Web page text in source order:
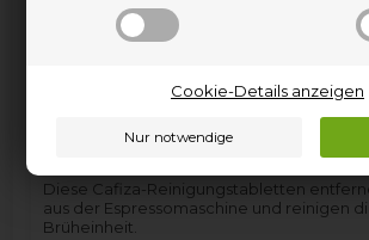
Cookie-Details anzeigen
Reinigungstabletten - Urnex
Diese Cafiza-Reinigungstabletten
aus der Espressomaschine und reinigen
Brüheinheit.